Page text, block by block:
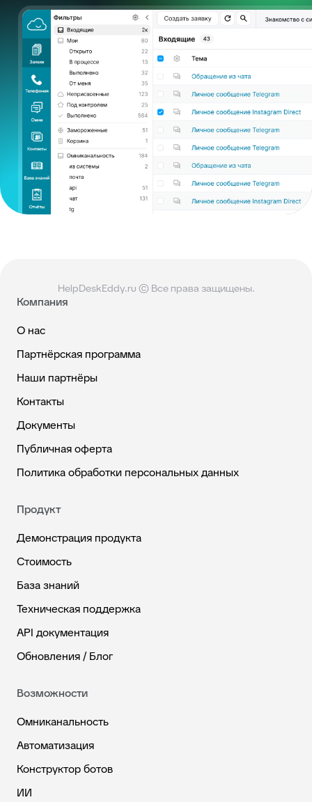
HelpDeskEddy.ru © Все права защищены.
Компания
О нас
Партнёрская программа
Наши партнёры
Контакты
Документы
Публичная оферта
Политика обработки персональных данных
Продукт
Демонстрация продукта
Стоимость
База знаний
Техническая поддержка
API документация
Обновления / Блог
Возможности
Омниканальность
Автоматизация
Конструктор ботов
ИИ